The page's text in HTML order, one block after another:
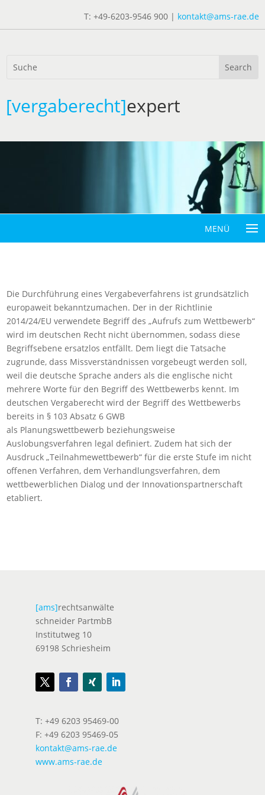
T: +49-6203-9546 900 | kontakt@ams-rae.de
[vergaberecht]expert
Die Durchführung eines Vergabeverfahrens ist grundsätzlich
europaweit bekanntzumachen. Der in der Richtlinie
2014/24/EU verwendete Begriff des „Aufrufs zum Wettbewerb“
wird im deutschen Recht nicht übernommen, sodass diese
Begriffsebene ersatzlos entfällt. Dem liegt die Tatsache
zugrunde, dass Missverständnissen vorgebeugt werden soll,
weil die deutsche Sprache anders als die englische nicht
mehrere Worte für den Begriff des Wettbewerbs kennt. Im
deutschen Vergaberecht wird der Begriff des Wettbewerbs
bereits in § 103 Absatz 6 GWB
als Planungswettbewerb beziehungsweise
Auslobungsverfahren legal definiert. Zudem hat sich der
Ausdruck „Teilnahmewettbewerb“ für die erste Stufe im nicht
offenen Verfahren, dem Verhandlungsverfahren, dem
wettbewerblichen Dialog und der Innovationspartnerschaft
etabliert.
[ams]rechtsanwälte
schneider PartmbB
Institutweg 10
69198 Schriesheim
T: +49 6203 95469-00
F: +49 6203 95469-05
kontakt@ams-rae.de
www.ams-rae.de